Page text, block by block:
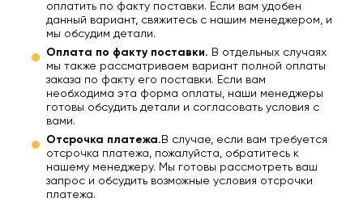
оплатить по факту поставки. Если вам удобен
данный вариант, свяжитесь с нашим менеджером, и
мы обсудим детали.
Оплата по факту поставки. В отдельных случаях
мы также рассматриваем вариант полной оплаты
заказа по факту его поставки. Если вам
необходима эта форма оплаты, наши менеджеры
готовы обсудить детали и согласовать условия с
вами.
Отсрочка платежа. В случае, если вам требуется
отсрочка платежа, пожалуйста, обратитесь к
нашему менеджеру. Мы готовы рассмотреть ваш
запрос и обсудить возможные условия отсрочки
платежа.